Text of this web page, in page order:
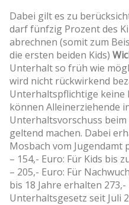
Dabei gilt es zu
darf fünfzig Prozent des
abrechnen (somit zum
die ersten beiden Kids)
Unterhalt so früh wie
wird nicht rückwirkend
Unterhaltspflichtige keine
können Alleinerziehende
Unterhaltsvorschuss
geltend machen. Dabei
Mosbach vom Jugendamt
– 154,- Euro: Für Kids bis
– 205,- Euro: Für
bis 18 Jahre erhalten
Unterhaltsgesetz seit Juli